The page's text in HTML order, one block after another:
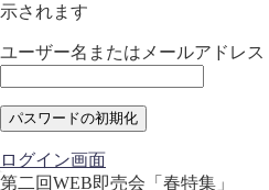
示されます
ユーザー名またはメールアドレス
ログイン画面
第二回WEB即売会「春特集」